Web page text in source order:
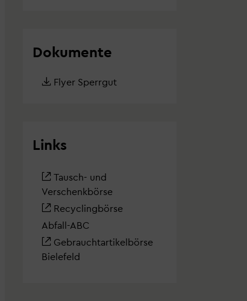
Dokumente
Flyer Sperrgut
Links
Tausch- und
Verschenkbörse
Recyclingbörse
Abfall-ABC
Gebrauchtartikelbörse
Bielefeld